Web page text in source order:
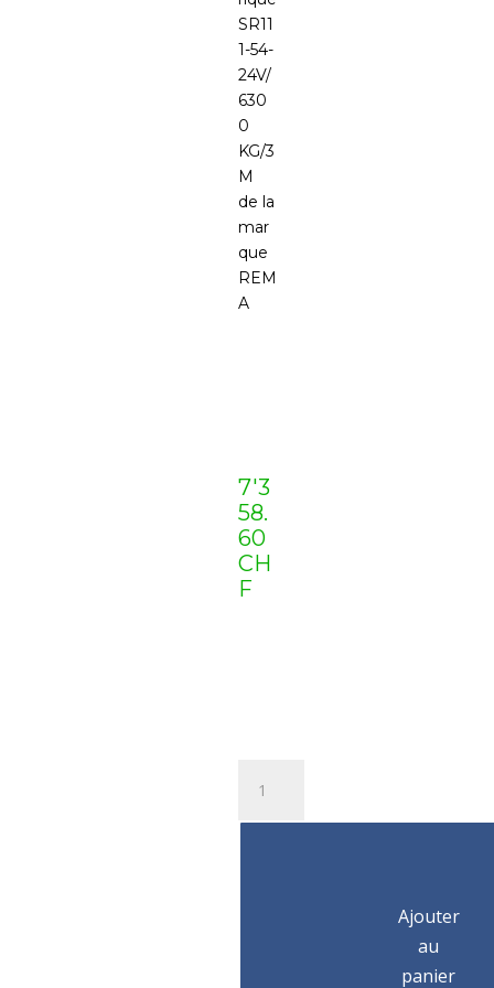
SR11
1-54-
24V/
630
0
KG/3
M
de la
mar
que
REM
A
7'3
58.
60
CH
F
Palan
Ajouter
au
panier